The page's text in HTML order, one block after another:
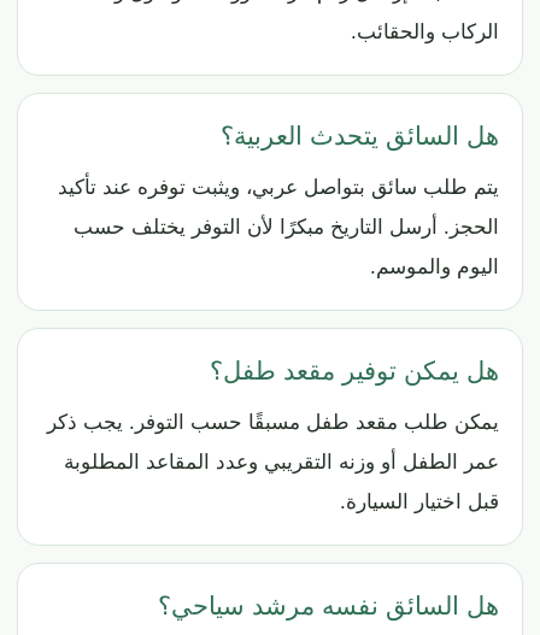
الركاب والحقائب.
هل السائق يتحدث العربية؟
يتم طلب سائق بتواصل عربي، ويثبت توفره عند تأكيد
الحجز. أرسل التاريخ مبكرًا لأن التوفر يختلف حسب
اليوم والموسم.
هل يمكن توفير مقعد طفل؟
يمكن طلب مقعد طفل مسبقًا حسب التوفر. يجب ذكر
عمر الطفل أو وزنه التقريبي وعدد المقاعد المطلوبة
قبل اختيار السيارة.
هل السائق نفسه مرشد سياحي؟